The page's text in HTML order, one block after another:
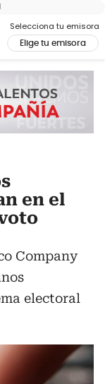
Selecciona tu emisora
Elige tu emisora
en el
Company
electoral